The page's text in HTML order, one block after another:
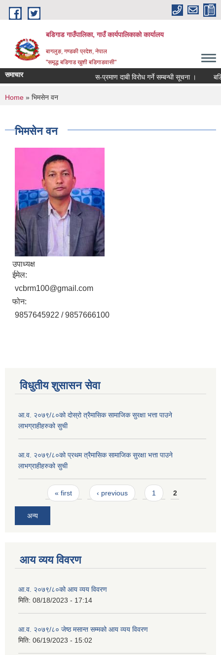
Skip to main content
बडिगाड गाउँपालिका, गाउँ कार्यपालिकाको कार्यालय
बागलुङ, गण्डकी प्रदेश, नेपाल
"समृद्ध बडिगाड खुशी बडिगाडवासी"
समाचार स-प्रमाण दाबी विरोध गर्ने सम्बन्धी सूचना ।
You are here
Home » भिमसेन वन
भिमसेन वन
उपाध्यक्ष
ईमेल:
vcbrm100@gmail.com
फोन:
9857645922 / 9857666100
विधुतीय शुसासन सेवा
आ.व. २०७९/८०को दोस्रो त्रैमासिक सामाजिक सुरक्षा भत्ता पाउने
लाभग्राहीहरुको सुची
आ.व. २०७९/८०को प्रथम त्रैमासिक सामाजिक सुरक्षा भत्ता पाउने
लाभग्राहीहरुको सुची
Pages« first ‹ previous 1 2
अन्य
आय व्यय विवरण
आ.व. २०७९/८०को आय व्यय विवरण
मिति: 08/18/2023 - 17:14
आ.व. २०७९/८० जेष्ठ मसान्त सम्मको आय व्यय विवरण
मिति: 06/19/2023 - 15:02